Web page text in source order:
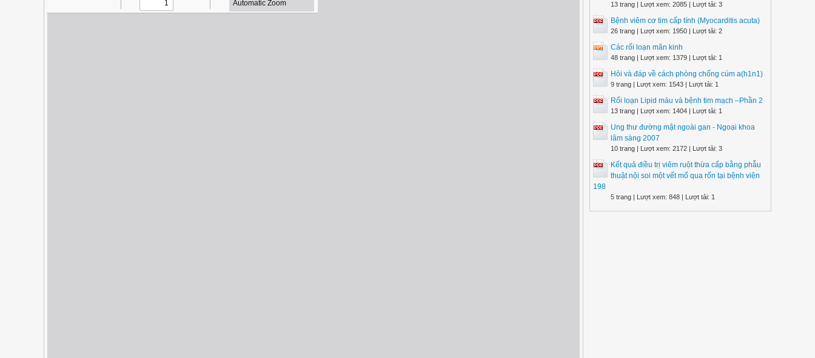
13 trang | Lượt xem: 2085 | Lượt tải: 3
Bệnh viêm cơ tim cấp tính (Myocarditis acuta)
26 trang | Lượt xem: 1950 | Lượt tải: 2
Các rối loạn mãn kinh
48 trang | Lượt xem: 1379 | Lượt tải: 1
Hỏi và đáp về cách phòng chống cúm a(h1n1)
9 trang | Lượt xem: 1543 | Lượt tải: 1
Rối loạn Lipid máu và bệnh tim mạch –Phần 2
13 trang | Lượt xem: 1404 | Lượt tải: 1
Ung thư đường mật ngoài gan - Ngoại khoa
lâm sàng 2007
10 trang | Lượt xem: 2172 | Lượt tải: 3
Kết quả điều trị viêm ruột thừa cấp bằng phẫu
thuật nội soi một vết mổ qua rốn tại bệnh viện
198
5 trang | Lượt xem: 848 | Lượt tải: 1